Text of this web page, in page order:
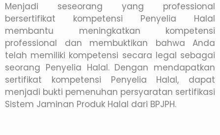
Menjadi seseorang yang professional
bersertifikat kompetensi Penyelia Halal
membantu meningkatkan kompetensi
professional dan membuktikan bahwa Anda
telah memiliki kompetensi secara legal sebagai
seorang Penyelia Halal. Dengan mendapatkan
sertifikat kompetensi Penyelia Halal, dapat
menjadi bukti pemenuhan persyaratan sertifikasi
Sistem Jaminan Produk Halal dari BPJPH.